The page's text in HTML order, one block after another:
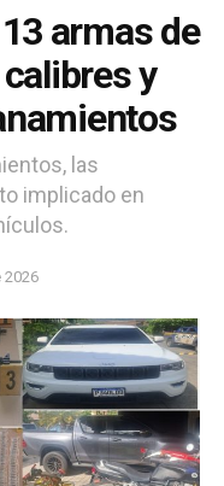
armas de
y
las
implicado en
2026